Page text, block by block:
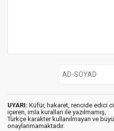
UYARI: Küfür, hakaret, rencide edici
içeren, imla kuralları ile yazılmamış,
Türkçe karakter kullanılmayan ve
onaylanmamaktadır.